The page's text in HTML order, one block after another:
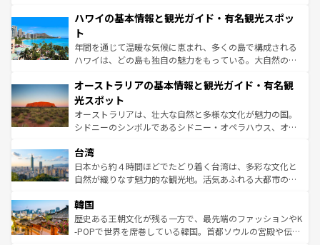
着のスイス情報はコンテンツ一覧を参照してほしい。
のような巨大都市は、観光、ショッピング、エンターテイ
ンメントが詰まった刺激的なスポットだ。一方、アメリカ
西部には大自然が広がり、グランドキャニオンやイエロー
ストーン国立公園といった絶景が堪能できる。さらに、南
文化が魅力。旅行者はアメリカの各地域で異なる魅力を楽
しみながら、その多様性と豊かな歴史を感じることができ
るだろう。車でのロードトリップや列車の旅も、アメリカ
ならではの贅沢な旅のスタイルだ。 なお、新着のアメリカ
情報は コンテンツ一覧 を参照してほしい。
ハワイの基本情報と観光ガイド・有名観光スポッ
ト
年間を通じて温暖な気候に恵まれ、多くの島で構成される
ハワイは、どの島も独自の魅力をもっている。大自然の神
ワイ島は見逃せない。また、定番の観光地といえばオアフ
島だが、静かな自然を求めるならマウイ島やカウアイ島が
おすすめ。エメラルドグリーンに輝く海をはじめ、豊かな
文化や歴史が息づいている。「アロハスピリット」と呼ば
人々、おいしいローカルフードやハワイアンミュージッ
ク、伝統的なフラダンスなど、すべてがハワイの魅力を彩
っている。訪れるたびに新しい発見と感動が待っているハ
はコンテンツ一覧
オーストラリアの基本情報と観光ガイド・有名観
光スポット
オーストラリアは、壮大な自然と多様な文化が魅力の国。
シドニーのシンボルであるシドニー・オペラハウス、オー
リアリーフや大陸中央部にそびえるウルル（エアーズロッ
ク）、タスマニアの美しい原生林やケアンズの熱帯雨林な
ど、見どころがたくさん。また、カフェやワイン、オージ
いる。アクティビティも充実しており、サーフィンやダイ
ビング、ハイキングなど、アウトドア好きにはたまらな
い。オーストラリアの多彩な魅力を存分に味わいつくそ
台湾
日本から約４時間ほどでたどり着く台湾は、多彩な文化と
自然が織りなす魅力的な観光地。活気あふれる大都市の台
ン）、静ひつな山岳地帯である台湾東部など、都市の喧騒
と山間の静けさが共存しており、訪れる人に新しい発見と
驚きをもたらしてくれる。また、奥深い台湾の食文化も魅
韓国
歴史ある王朝文化が残る一方で、最先端のファッションやK
-POPで世界を席巻している韓国。首都ソウルの宮殿や伝統